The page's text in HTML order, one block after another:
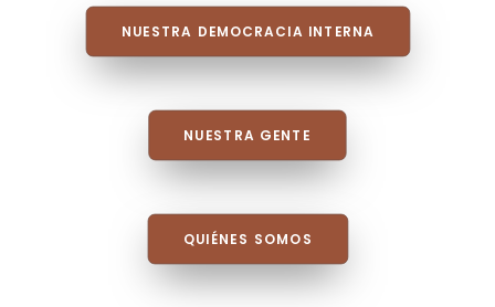
NUESTRA DEMOCRACIA INTERNA
NUESTRA GENTE
QUIÉNES SOMOS